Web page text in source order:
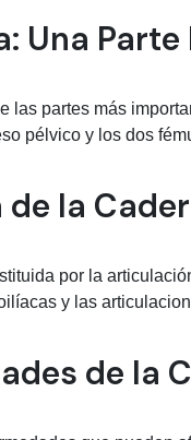
médica
Una
las partes más
pélvico y los dos
la
por la
y las
de la